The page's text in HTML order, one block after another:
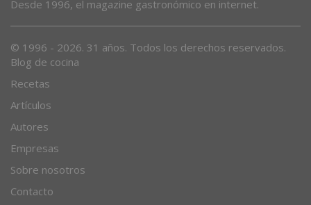
Desde 1996, el magazine gastronómico en internet.
© 1996 - 2026. 31 años. Todos los derechos reservados.
Blog de cocina
Recetas
Artículos
Autores
Empresas
Sobre nosotros
Contacto